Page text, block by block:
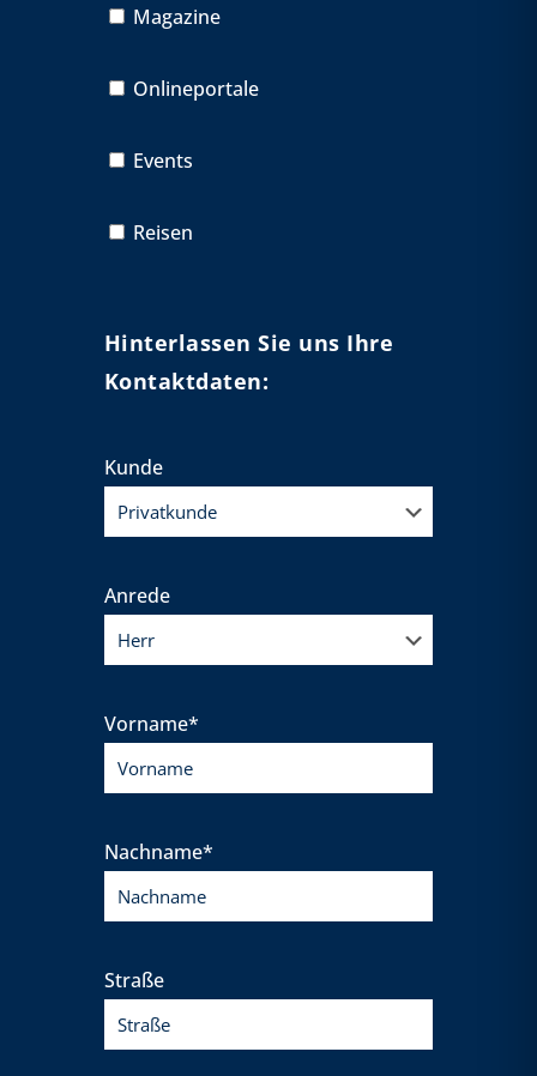
Magazine
Onlineportale
Events
Reisen
Hinterlassen Sie uns Ihre
Kontaktdaten:
Kunde
Anrede
Vorname*
Nachname*
Straße